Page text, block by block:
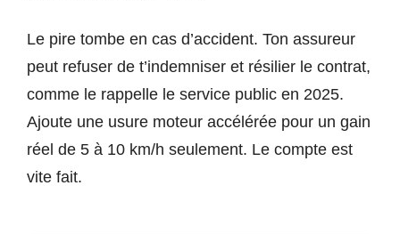
Le pire tombe en cas d’accident. Ton assureur
peut refuser de t’indemniser et résilier le contrat,
comme le rappelle le service public en 2025.
Ajoute une usure moteur accélérée pour un gain
réel de 5 à 10 km/h seulement. Le compte est
vite fait.